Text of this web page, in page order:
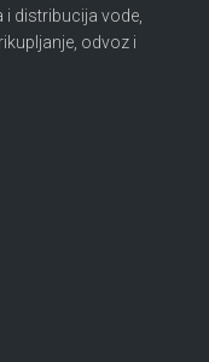
i distribucija vode,
odvoz i